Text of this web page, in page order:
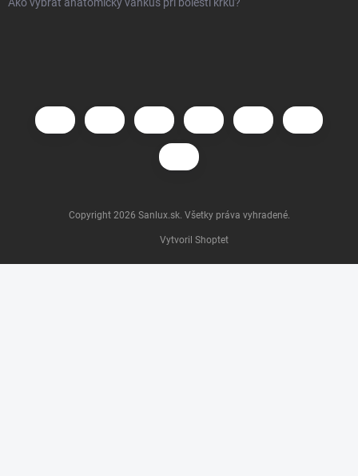
Vytvoril Shoptet
Copyright 2026 Sanlux.sk. Všetky práva vyhradené.